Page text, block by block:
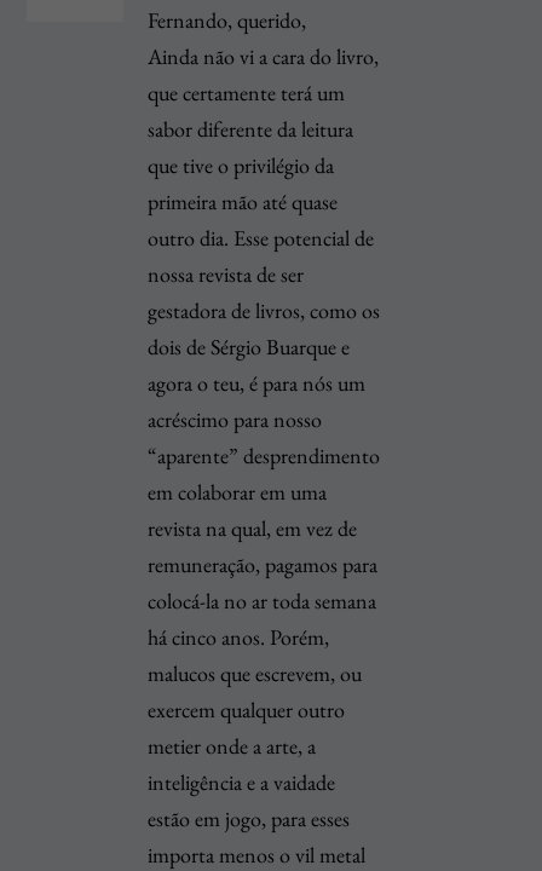
Fernando, querido,
Ainda não vi a cara do livro,
que certamente terá um
sabor diferente da leitura
que tive o privilégio da
primeira mão até quase
outro dia. Esse potencial de
nossa revista de ser
gestadora de livros, como os
dois de Sérgio Buarque e
agora o teu, é para nós um
acréscimo para nosso
“aparente” desprendimento
em colaborar em uma
revista na qual, em vez de
remuneração, pagamos para
colocá-la no ar toda semana
há cinco anos. Porém,
malucos que escrevem, ou
exercem qualquer outro
metier onde a arte, a
inteligência e a vaidade
estão em jogo, para esses
importa menos o vil metal